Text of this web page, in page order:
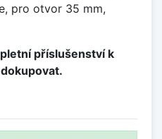
pro otvor 35 mm,
příslušenství k